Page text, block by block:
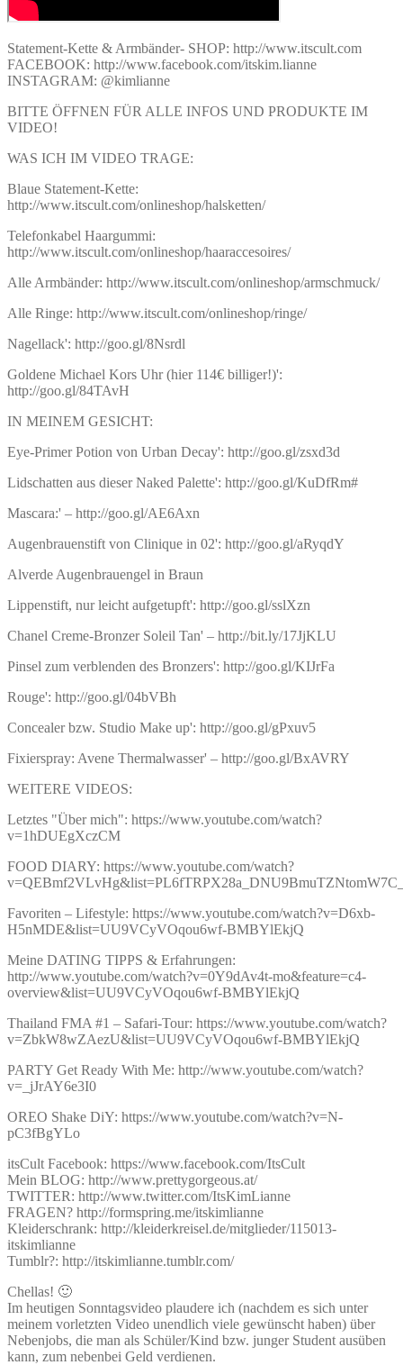
Statement-Kette & Armbänder- SHOP: http://www.itscult.com
FACEBOOK: http://www.facebook.com/itskim.lianne
INSTAGRAM: @kimlianne
BITTE ÖFFNEN FÜR ALLE INFOS UND PRODUKTE IM
VIDEO!
WAS ICH IM VIDEO TRAGE:
Blaue Statement-Kette:
http://www.itscult.com/onlineshop/halsketten/
Telefonkabel Haargummi:
http://www.itscult.com/onlineshop/haaraccesoires/
Alle Armbänder: http://www.itscult.com/onlineshop/armschmuck/
Alle Ringe: http://www.itscult.com/onlineshop/ringe/
Nagellack': http://goo.gl/8Nsrdl
Goldene Michael Kors Uhr (hier 114€ billiger!)':
http://goo.gl/84TAvH
IN MEINEM GESICHT:
Eye-Primer Potion von Urban Decay': http://goo.gl/zsxd3d
Lidschatten aus dieser Naked Palette': http://goo.gl/KuDfRm#
Mascara:' – http://goo.gl/AE6Axn
Augenbrauenstift von Clinique in 02': http://goo.gl/aRyqdY
Alverde Augenbrauengel in Braun
Lippenstift, nur leicht aufgetupft': http://goo.gl/sslXzn
Chanel Creme-Bronzer Soleil Tan' – http://bit.ly/17JjKLU
Pinsel zum verblenden des Bronzers': http://goo.gl/KIJrFa
Rouge': http://goo.gl/04bVBh
Concealer bzw. Studio Make up': http://goo.gl/gPxuv5
Fixierspray: Avene Thermalwasser' – http://goo.gl/BxAVRY
WEITERE VIDEOS:
Letztes "Über mich": https://www.youtube.com/watch?
v=1hDUEgXczCM
FOOD DIARY: https://www.youtube.com/watch?
Favoriten – Lifestyle: https://www.youtube.com/watch?v=D6xb-
H5nMDE&list=UU9VCyVOqou6wf-BMBYlEkjQ
Meine DATING TIPPS & Erfahrungen:
http://www.youtube.com/watch?v=0Y9dAv4t-mo&feature=c4-
overview&list=UU9VCyVOqou6wf-BMBYlEkjQ
Thailand FMA #1 – Safari-Tour: https://www.youtube.com/watch?
v=ZbkW8wZAezU&list=UU9VCyVOqou6wf-BMBYlEkjQ
PARTY Get Ready With Me: http://www.youtube.com/watch?
v=_jJrAY6e3I0
OREO Shake DiY: https://www.youtube.com/watch?v=N-
pC3fBgYLo
itsCult Facebook: https://www.facebook.com/ItsCult
Mein BLOG: http://www.prettygorgeous.at/
TWITTER: http://www.twitter.com/ItsKimLianne
FRAGEN? http://formspring.me/itskimlianne
Kleiderschrank: http://kleiderkreisel.de/mitglieder/115013-
itskimlianne
Tumblr?: http://itskimlianne.tumblr.com/
Chellas! 🙂
Im heutigen Sonntagsvideo plaudere ich (nachdem es sich unter
meinem vorletzten Video unendlich viele gewünscht haben) über
Nebenjobs, die man als Schüler/Kind bzw. junger Student ausüben
kann, zum nebenbei Geld verdienen.